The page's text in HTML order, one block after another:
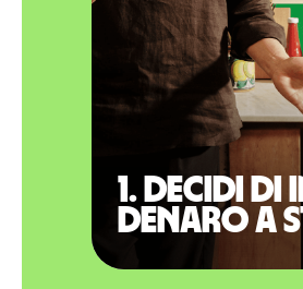
1. Decidi di
denaro a